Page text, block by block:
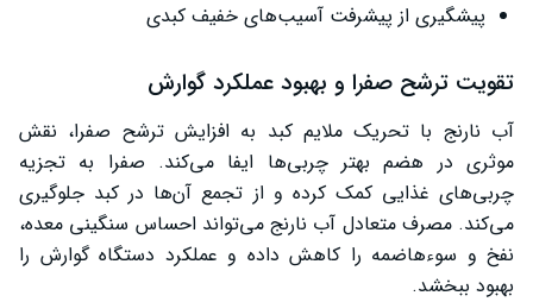
پیشگیری از پیشرفت آسیب‌های خفیف کبدی
تقویت ترشح صفرا و بهبود عملکرد گوارش
آب نارنج با تحریک ملایم کبد به افزایش ترشح صفرا، نقش
موثری در هضم بهتر چربی‌ها ایفا می‌کند. صفرا به تجزیه
چربی‌های غذایی کمک کرده و از تجمع آن‌ها در کبد جلوگیری
می‌کند. مصرف متعادل آب نارنج می‌تواند احساس سنگینی معده،
نفخ و سوءهاضمه را کاهش داده و عملکرد دستگاه گوارش را
بهبود ببخشد.